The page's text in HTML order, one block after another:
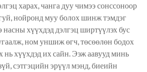
харах, чанга дуу чимээ сонссоноор
нойронд муу болох шинж тэмдэг
насны хүүхдэд дэлгэц ширтүүлэх бус
ном уншиж өгч, төсөөлөн бодох
нь хүүхдэд их сайн. Ээж аавууд минь
сэтгэцийн эрүүл мэнд, биеийн